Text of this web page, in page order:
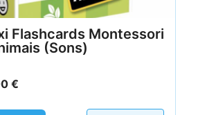
Flashcards Montessori
(Sons)
€